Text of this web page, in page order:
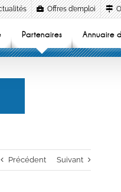
Offres d’emploi
Partenaires Annuaire
Précédent Suivant